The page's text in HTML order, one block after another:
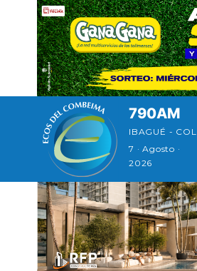
Pasar al contenido principal
790AM
IBAGUÉ - COL
7 · Agosto ·
2026